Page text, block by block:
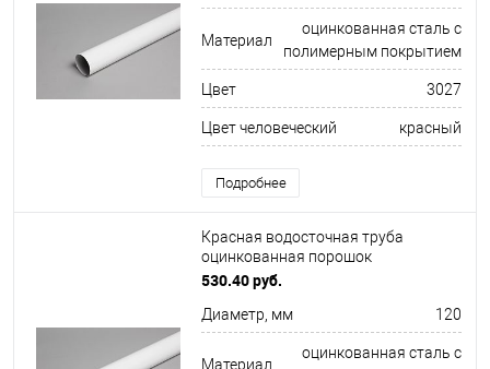
Материал
оцинкованная сталь с
полимерным покрытием
Цвет 3027
Цвет человеческий красный
Подробнее
Красная водосточная труба
оцинкованная порошок
ф120х1250мм RAL 3009
530.40 руб.
Диаметр, мм 120
Материал
оцинкованная сталь с